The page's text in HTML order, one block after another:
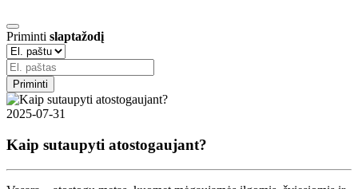
Priminti slaptažodį
Priminti
2025-07-31
Kaip sutaupyti atostogaujant?